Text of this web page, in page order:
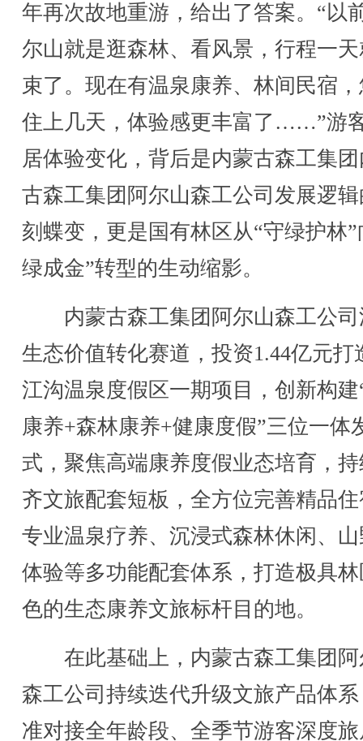
年再次故地重游，给出了答案。“以
尔山就是逛森林、看风景，行程一
束了。现在有温泉康养、林间民宿
住上几天，体验感更丰富了……”游
居体验变化，背后是内蒙古森工集
古森工集团阿尔山森工公司发展逻
刻蝶变，更是国有林区从“守绿护林”
绿成金”转型的生动缩影。
内蒙古森工集团阿尔山森工公司
生态价值转化赛道，投资1.44亿元打
江沟温泉度假区一期项目，创新构建
康养+森林康养+健康度假”三位一体
式，聚焦高端康养度假业态培育，
齐文旅配套短板，全方位完善精品
专业温泉疗养、沉浸式森林休闲、
体验等多功能配套体系，打造极具
色的生态康养文旅标杆目的地。
在此基础上，内蒙古森工集团阿
森工公司持续迭代升级文旅产品体
准对接全年龄段、全季节游客深度